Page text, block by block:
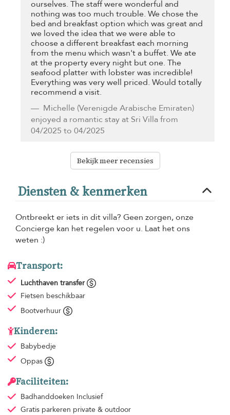
ourselves. The staff were wonderful and
nothing was too much trouble. We chose the
bed and breakfast option which was great and
we loved the idea that we were able to
choose a different breakfast each morning
from the menu which wasn't a buffet. We ate
at the property every night but one. The
seafood platter with lobster was incredible!
Everything was very well priced. Would totally
recommend a visit.
Michelle (Verenigde Arabische Emiraten)
enjoyed a romantic stay at Sri Villa from
04/2025 to 04/2025
Bekijk meer recensies
Diensten & kenmerken
Ontbreekt er iets in dit villa? Geen zorgen, onze
Concierge kan het regelen voor u. Laat het ons
weten :)
Transport:
Luchthaven transfer
Fietsen beschikbaar
Bootverhuur
Kinderen:
Babybedje
Oppas
Faciliteiten:
Badhanddoeken Inclusief
Gratis parkeren private & outdoor